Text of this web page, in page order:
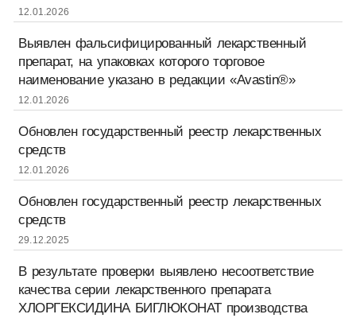
12.01.2026
Выявлен фальсифицированный лекарственный
препарат, на упаковках которого торговое
наименование указано в редакции «Avastin®»
12.01.2026
Обновлен государственный реестр лекарственных
средств
12.01.2026
Обновлен государственный реестр лекарственных
средств
29.12.2025
В результате проверки выявлено несоответствие
качества серии лекарственного препарата
ХЛОРГЕКСИДИНА БИГЛЮКОНАТ производства